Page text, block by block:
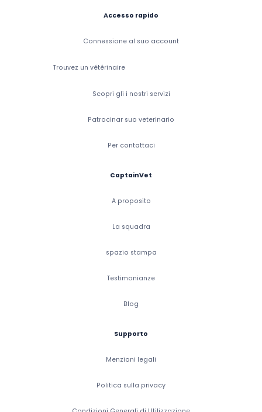
Accesso rapido
Connessione al suo account
Trouvez un vétérinaire
Scopri gli i nostri servizi
Patrocinar suo veterinario
Per contattaci
CaptainVet
A proposito
La squadra
spazio stampa
Testimonianze
Blog
Supporto
Menzioni legali
Politica sulla privacy